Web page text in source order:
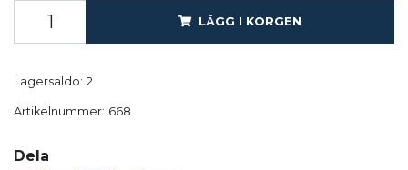
LÄGG I KORGEN
Lagersaldo: 2
Artikelnummer: 668
Dela